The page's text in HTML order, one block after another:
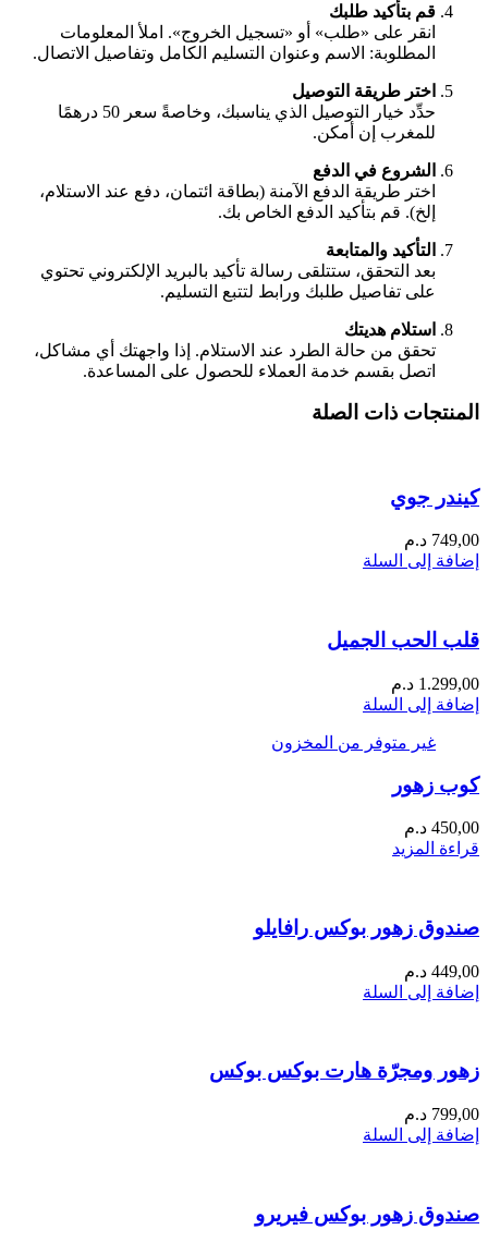
قم بتأكيد طلبك
انقر على «طلب» أو «تسجيل الخروج». املأ المعلومات
المطلوبة: الاسم وعنوان التسليم الكامل وتفاصيل الاتصال.
اختر طريقة التوصيل
حدِّد خيار التوصيل الذي يناسبك، وخاصةً سعر 50 درهمًا
للمغرب إن أمكن.
الشروع في الدفع
اختر طريقة الدفع الآمنة (بطاقة ائتمان، دفع عند الاستلام،
إلخ). قم بتأكيد الدفع الخاص بك.
التأكيد والمتابعة
بعد التحقق، ستتلقى رسالة تأكيد بالبريد الإلكتروني تحتوي
على تفاصيل طلبك ورابط لتتبع التسليم.
استلام هديتك
تحقق من حالة الطرد عند الاستلام. إذا واجهتك أي مشاكل،
اتصل بقسم خدمة العملاء للحصول على المساعدة.
المنتجات ذات الصلة
كيندر جوي
749,00 د.م
إضافة إلى السلة
قلب الحب الجميل
1.299,00 د.م
إضافة إلى السلة
غير متوفر من المخزون
كوب زهور
450,00 د.م
قراءة المزيد
صندوق زهور بوكس رافايلو
449,00 د.م
إضافة إلى السلة
زهور ومجرّة هارت بوكس بوكس
799,00 د.م
إضافة إلى السلة
صندوق زهور بوكس فيريرو